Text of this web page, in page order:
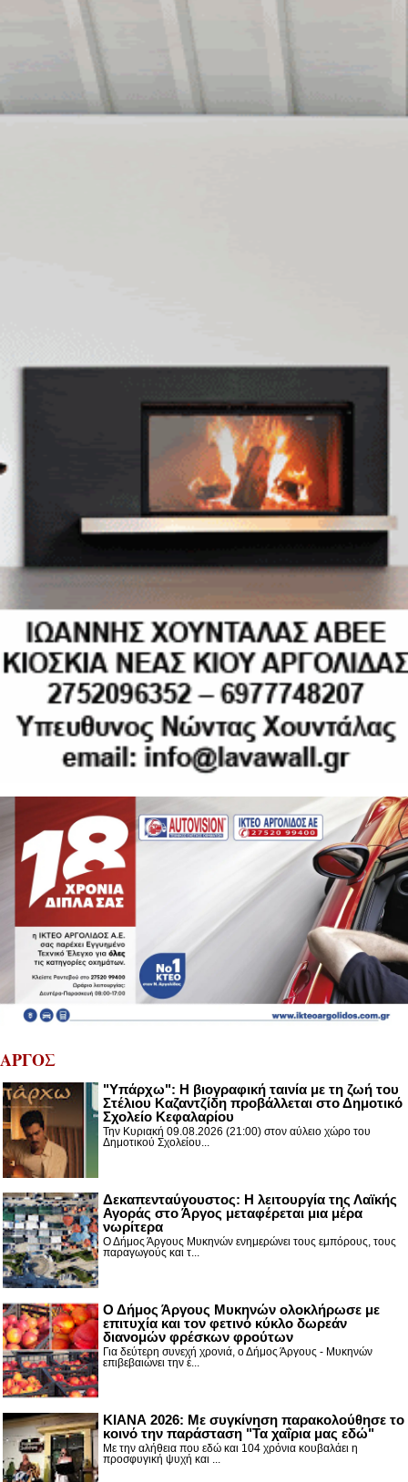
ΑΡΓΟΣ
"Υπάρχω": Η βιογραφική ταινία με τη ζωή του
Στέλιου Καζαντζίδη προβάλλεται στο Δημοτικό
Σχολείο Κεφαλαρίου
Την Κυριακή 09.08.2026 (21:00) στον αύλειο χώρο του
Δημοτικού Σχολείου...
Δεκαπενταύγουστος: H λειτουργία της Λαϊκής
Αγοράς στο Άργος μεταφέρεται μια μέρα
νωρίτερα
Ο Δήμος Άργους Μυκηνών ενημερώνει τους εμπόρους, τους
παραγωγούς και τ...
Ο Δήμος Άργους Μυκηνών ολοκλήρωσε με
επιτυχία και τον φετινό κύκλο δωρεάν
διανομών φρέσκων φρούτων
Για δεύτερη συνεχή χρονιά, ο Δήμος Άργους - Μυκηνών
επιβεβαιώνει την έ...
ΚΙΑΝΑ 2026: Με συγκίνηση παρακολούθησε το
κοινό την παράσταση "Τα χαΐρια μας εδώ"
Με την αλήθεια που εδώ και 104 χρόνια κουβαλάει η
προσφυγική ψυχή και ...